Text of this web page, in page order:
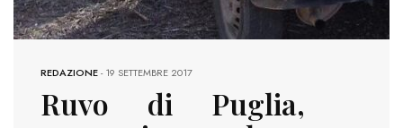
REDAZIONE-19 SETTEMBRE 2017
Ruvo di Puglia,